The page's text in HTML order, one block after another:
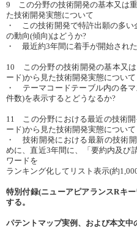
9 この分野の技術開発の基本又は
た技術開発実態について
・ この技術開発で特許出願の多い
の動向(傾向)はどうか?
・ 最近約3年間に着手が開始され
10 この分野の技術開発の基本又
ード)から見た技術開発実態について
・ テーマコードテーブル内の各
件数)を表示するとどうなるか?
11 この分野における最近の技術
ード)から見た技術開発実態について
・ 技術開発における最新の技術
めに、直近3年間に、「要約内及び
ワードを
ランキング化してリスト表示(約
特別付録(ニューアピアランスRキ
する。
パテントマップ実例、および本文中